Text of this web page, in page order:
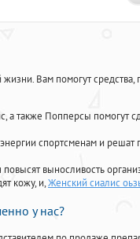
Вам помогут средства,
а также Попперсы помогут
спортсменам и
выносливость
кожу, и,Женский сиалис
у нас?